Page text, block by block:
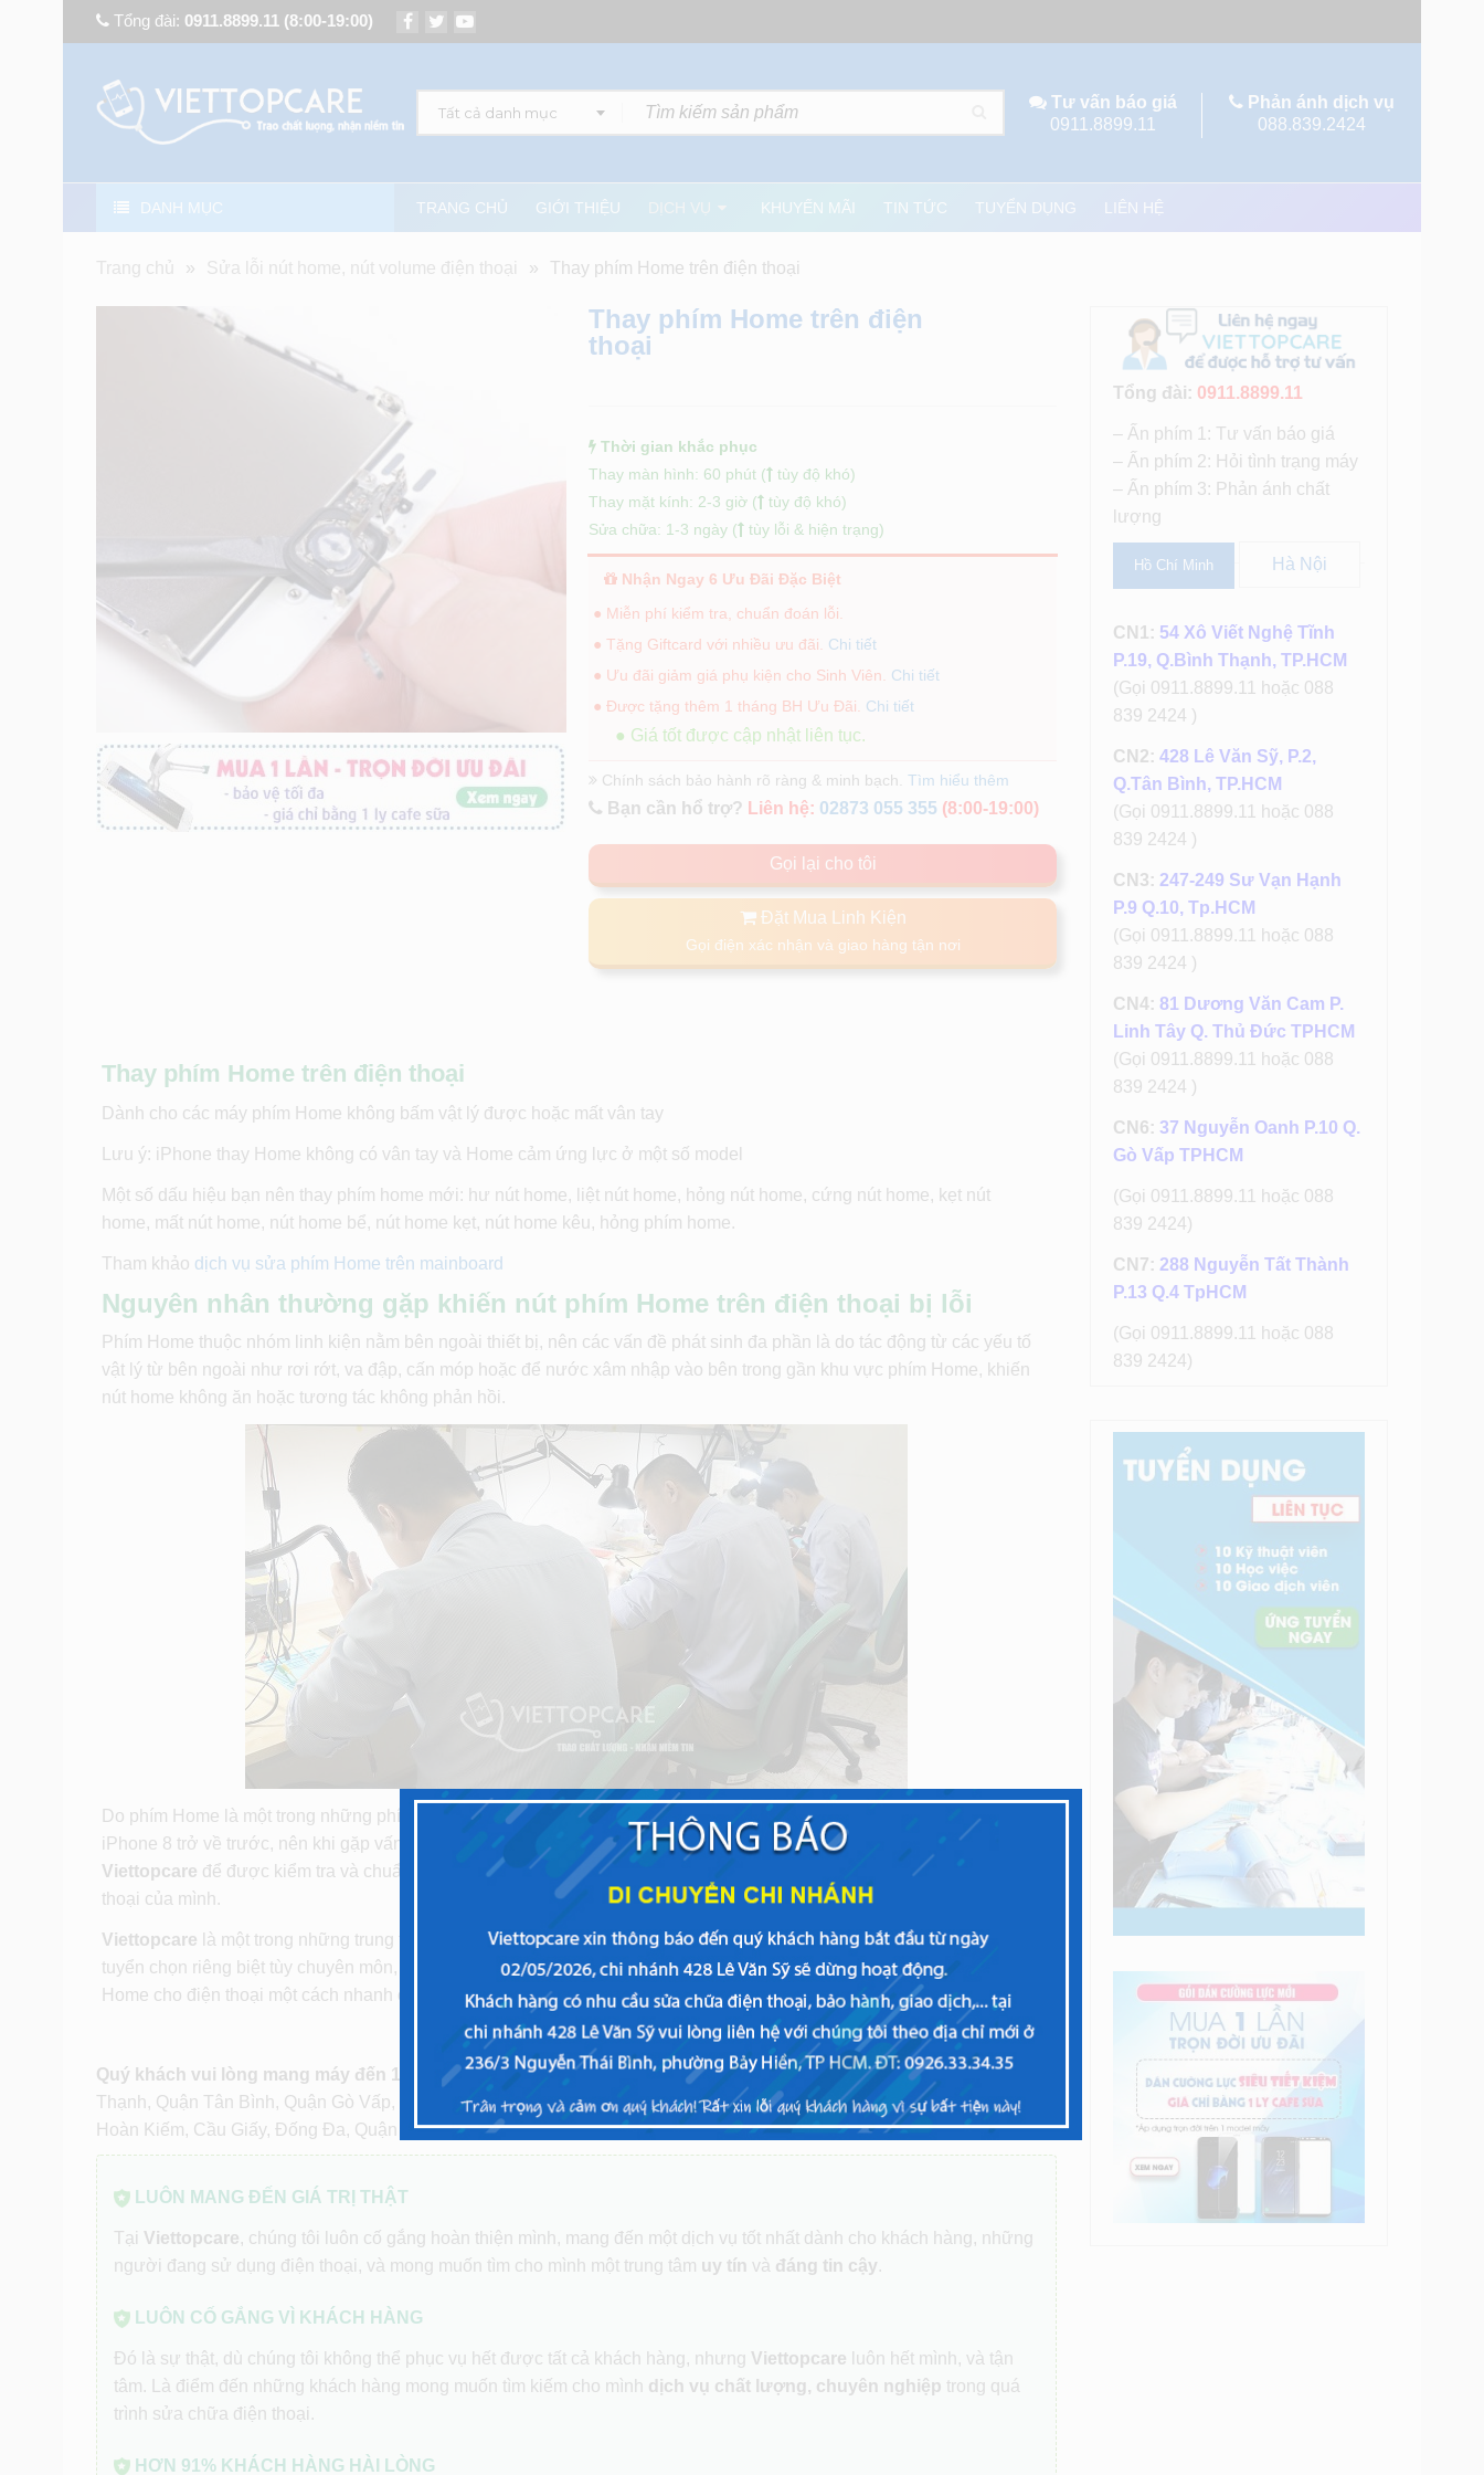
Tổng đài: 0911.8899.11 (8:00-19:00)
Tất cả danh mục
Tư vấn báo giá
0911.8899.11
Phản ánh dịch vụ
088.839.2424
DANH MỤC TRANG CHỦ GIỚI THIỆU DỊCH VỤ KHUYẾN MÃI TIN TỨC TUYỂN DỤNG LIÊN HỆ
Trang chủ » Sửa lỗi nút home, nút volume điện thoại » Thay phím Home trên điện thoại
Thay phím Home trên điện
thoại
Thời gian khắc phục
Thay màn hình: 60 phút (
tùy độ khó)
Thay mặt kính: 2-3 giờ (
tùy độ khó)
Sửa chữa: 1-3 ngày (
tùy lỗi & hiện trạng)
Nhận Ngay 6 Ưu Đãi Đặc Biệt
● Miễn phí kiểm tra, chuẩn đoán lỗi.
● Tặng Giftcard với nhiều ưu đãi. Chi tiết
● Ưu đãi giảm giá phụ kiện cho Sinh Viên. Chi tiết
● Được tặng thêm 1 tháng BH Ưu Đãi. Chi tiết
● Giá tốt được cập nhật liên tục.
Chính sách bảo hành rõ ràng & minh bạch.Tìm hiểu thêm
Bạn cần hổ trợ? Liên hệ: 02873 055 355 (8:00-19:00)
Gọi lại cho tôi
Đặt Mua Linh Kiện
Gọi điện xác nhận và giao hàng tận nơi
Thay phím Home trên điện thoại
Dành cho các máy phím Home không bấm vật lý được hoặc mất vân tay
Lưu ý: iPhone thay Home không có vân tay và Home cảm ứng lực ở một số model
Một số dấu hiệu bạn nên thay phím home mới: hư nút home, liệt nút home, hỏng nút home, cứng nút home, kẹt nút
home, mất nút home, nút home bể, nút home kẹt, nút home kêu, hỏng phím home.
Tham khảo dịch vụ sửa phím Home trên mainboard
Nguyên nhân thường gặp khiến nút phím Home trên điện thoại bị lỗi
Phím Home thuộc nhóm linh kiện nằm bên ngoài thiết bị, nên các vấn đề phát sinh đa phần là do tác động từ các yếu tố
vật lý từ bên ngoài như rơi rớt, va đập, cấn móp hoặc để nước xâm nhập vào bên trong gần khu vực phím Home, khiến
nút home không ăn hoặc tương tác không phản hồi.
Do phím Home là một trong những phím quan trọng được sử dụng thường xuyên nhất đặc biệt là trên iPhone đời
iPhone 8 trở về trước, nên khi gặp vấn đề bạn có thể đến một trong các trung tâm thuộc hệ thống sửa chữa điện thoại
Viettopcare để được kiểm tra và chuẩn đoán, nhanh chóng khắc phục vấn đề mà bạn đang gặp phải trên chiếc điện
thoại của mình.
Viettopcare là một trong những trung tâm sửa chữa điện thoại uy tín tại TpHCM, Hà Nội. Với một đội ngũ kỹ thuật viên
tuyển chọn riêng biệt tùy chuyên môn, được đào tạo bài bản chuyên sâu về phần cứng,sửa phím home, thay nút phím
Home cho điện thoại một cách nhanh chóng và chuyên nghiệp.
Quý khách vui lòng mang máy đến 1 trong các cửa hàng Viettopcare TPHCMtại các khu vực: Quận 10, Quận Bình
Thạnh, Quận Tân Bình, Quận Gò Vấp, Quận Thủ Đức hoặc Viettopcare Hà Nội: Thụy Khuê, Quận Tây Hồ, Quận Ba Đình,
Hoàn Kiếm, Cầu Giấy, Đống Đa, Quận Hai Bà Trưngđể được phục vụ tốt nhất. Tìm trung tâm gần tôi nhất
LUÔN MANG ĐẾN GIÁ TRỊ THẬT
Tại Viettopcare, chúng tôi luôn cố gắng hoàn thiện mình, mang đến một dịch vụ tốt nhất dành cho khách hàng, những
người đang sử dụng điện thoại, và mong muốn tìm cho mình một trung tâm uy tín và đáng tin cậy.
LUÔN CỐ GẮNG VÌ KHÁCH HÀNG
Đó là sự thật, dù chúng tôi không thể phục vụ hết được tất cả khách hàng, nhưng Viettopcare luôn hết mình, và tận
tâm. Là điểm đến những khách hàng mong muốn tìm kiếm cho mình dịch vụ chất lượng, chuyên nghiệp trong quá
trình sửa chữa điện thoại.
HƠN 91% KHÁCH HÀNG HÀI LÒNG
Tổng đài: 0911.8899.11
– Ấn phím 1: Tư vấn báo giá
– Ấn phím 2: Hỏi tình trạng máy
– Ấn phím 3: Phản ánh chất
lượng
Hồ Chí Minh Hà Nội
CN1: 54 Xô Viết Nghệ Tĩnh
P.19, Q.Bình Thạnh, TP.HCM
(Gọi 0911.8899.11 hoặc 088
839 2424 )
CN2: 428 Lê Văn Sỹ, P.2,
Q.Tân Bình, TP.HCM
(Gọi 0911.8899.11 hoặc 088
839 2424 )
CN3: 247-249 Sư Vạn Hạnh
P.9 Q.10, Tp.HCM
(Gọi 0911.8899.11 hoặc 088
839 2424 )
CN4: 81 Dương Văn Cam P.
Linh Tây Q. Thủ Đức TPHCM
(Gọi 0911.8899.11 hoặc 088
839 2424 )
CN6: 37 Nguyễn Oanh P.10 Q.
Gò Vấp TPHCM
(Gọi 0911.8899.11 hoặc 088
839 2424)
CN7: 288 Nguyễn Tất Thành
P.13 Q.4 TpHCM
(Gọi 0911.8899.11 hoặc 088
839 2424)